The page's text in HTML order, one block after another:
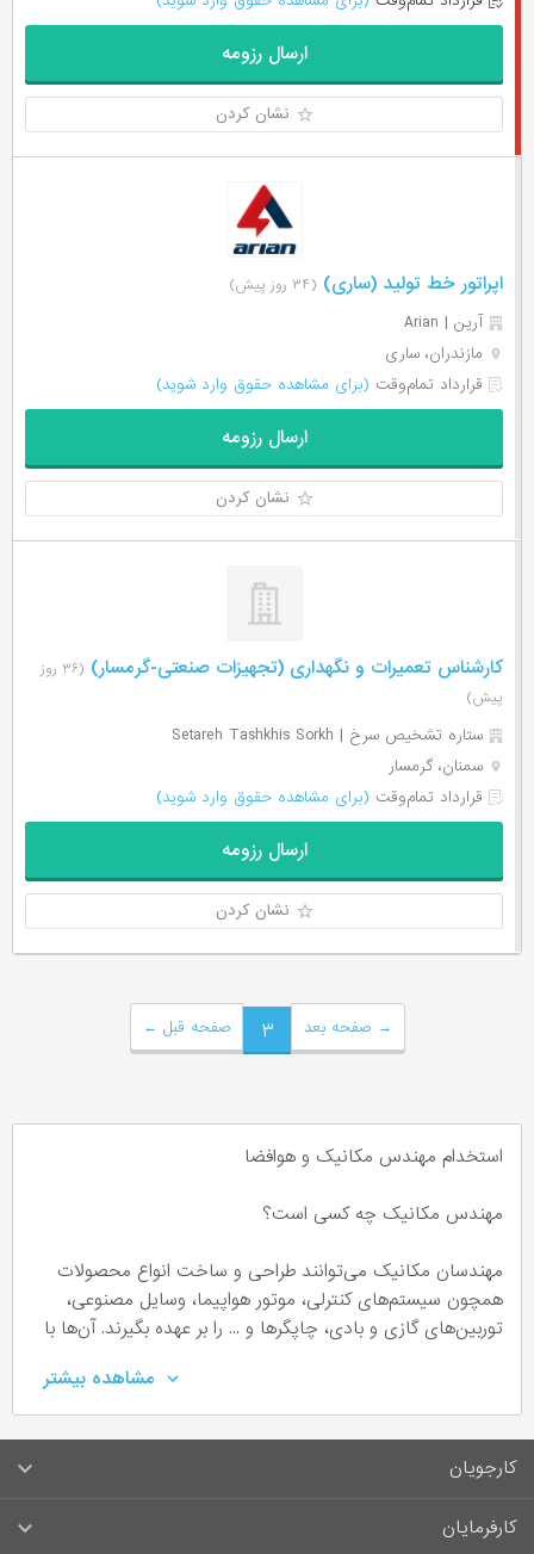
ارسال رزومه
نشان کردن
اپراتور خط تولید (ساری) (۳۴ روز پیش)
آرین | Arian
مازندران، ساری
قرارداد تمام‌وقت (برای مشاهده حقوق وارد شوید)
ارسال رزومه
نشان کردن
کارشناس تعمیرات و نگهداری (تجهیزات صنعتی-گرمسار)
(۳۶ روز
پیش)
ستاره تشخیص سرخ | Setareh Tashkhis Sorkh
سمنان، گرمسار
قرارداد تمام‌وقت (برای مشاهده حقوق وارد شوید)
ارسال رزومه
نشان کردن
← صفحه قبل ۳ صفحه بعد →
استخدام مهندس مکانیک و هوافضا
مهندس مکانیک چه کسی است؟
مهندسان مکانیک می‌توانند طراحی و ساخت انواع محصولات
همچون سیستم‌های کنترلی، موتور هواپیما، وسایل مصنوعی،
توربین‌های گازی و بادی، چاپگرها و ... را بر عهده بگیرند. آن‌ها با
مهارت‌ها و ویژگی‌های مهندس مکانیک
علاقه‌مند به دروس فیزیک و ریاضی
مشاهده بیشتر
کارجویان
سوالات متداول کارجویان
کارفرمایان